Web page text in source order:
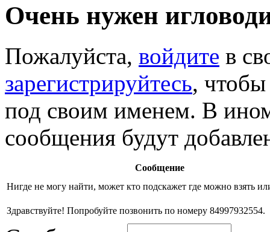
Очень нужен
Пожалуйста, войдите в
зарегистрируйтесь,
под своим именем. В
сообщения будут
Сообщение
Нигде не могу найти, может кто подскажет где можно взять
Здравствуйте! Попробуйте позвонить по номеру 84997932554.